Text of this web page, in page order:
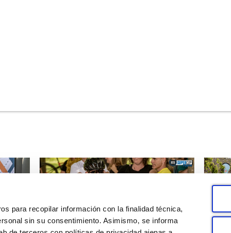
para recopilar información con la finalidad técnica,
sin su consentimiento. Asimismo, se informa